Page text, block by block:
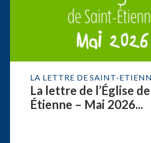
LA LETTRE DE SAINT-
La lettre de l’Église
Étienne – Mai 2026...